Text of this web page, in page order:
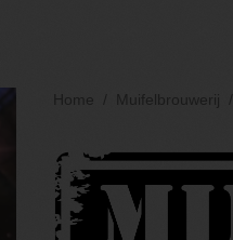
Home Muifelbrouwerij